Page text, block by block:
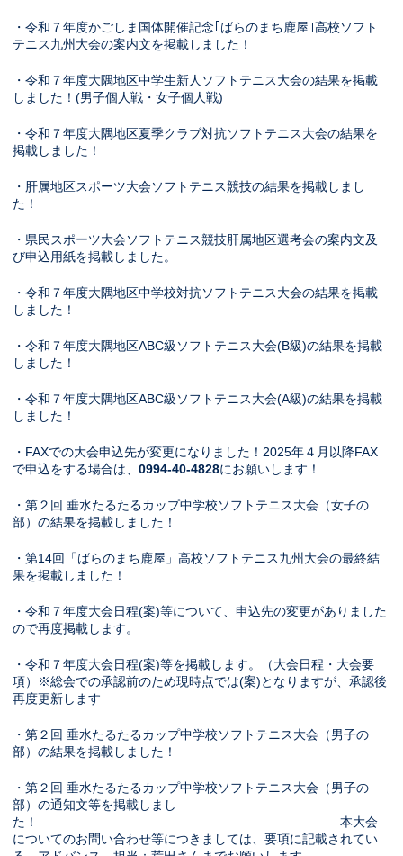
・令和７年度かごしま国体開催記念｢ばらのまち鹿屋｣高校ソフト
テニス九州大会の案内文を掲載しました！
・令和７年度大隅地区中学生新人ソフトテニス大会の結果を掲載
しました！(男子個人戦・女子個人戦)
・令和７年度大隅地区夏季クラブ対抗ソフトテニス大会の結果を
掲載しました！
・肝属地区スポーツ大会ソフトテニス競技の結果を掲載しまし
た！
・県民スポーツ大会ソフトテニス競技肝属地区選考会の案内文及
び申込用紙を掲載しました。
・令和７年度大隅地区中学校対抗ソフトテニス大会の結果を掲載
しました！
・令和７年度大隅地区ABC級ソフトテニス大会(B級)の結果を掲載
しました！
・令和７年度大隅地区ABC級ソフトテニス大会(A級)の結果を掲載
しました！
・FAXでの大会申込先が変更になりました！2025年４月以降FAX
で申込をする場合は、0994-40-4828にお願いします！
・第２回 垂水たるたるカップ中学校ソフトテニス大会（女子の
部）の結果を掲載しました！
・第14回「ばらのまち鹿屋」高校ソフトテニス九州大会の最終結
果を掲載しました！
・令和７年度大会日程(案)等について、申込先の変更がありました
ので再度掲載します。
・令和７年度大会日程(案)等を掲載します。（大会日程・大会要
項）※総会での承認前のため現時点では(案)となりますが、承認後
再度更新します
・第２回 垂水たるたるカップ中学校ソフトテニス大会（男子の
部）の結果を掲載しました！
・第２回 垂水たるたるカップ中学校ソフトテニス大会（男子の
部）の通知文等を掲載しまし
た！ 本大会
についてのお問い合わせ等につきましては、要項に記載されてい